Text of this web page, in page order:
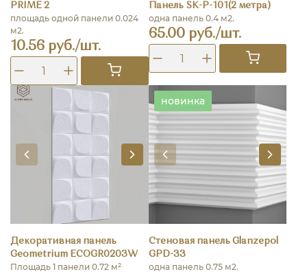
PRIME 2
площадь одной панели 0.024
м2.
10.56 руб./шт.
Панель SK-P-101(2 метра)
одна панель 0.4 м2.
65.00 руб./шт.
Декоративная панель
Geometrium ECOGR0203W
Площадь 1 панели 0.72 м²
новинка
Стеновая панель Glanzepol
GPD-33
одна панель 0.75 м2.